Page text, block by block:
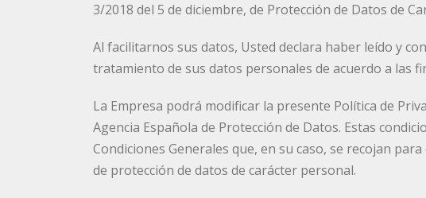
3/2018 del 5 de diciembre, de Protección de Datos de
Al facilitarnos sus datos, Usted declara haber leído y
tratamiento de sus datos personales de acuerdo a las
La Empresa podrá modificar la presente Política de
Agencia Española de Protección de Datos. Estas
Condiciones Generales que, en su caso, se recojan
de protección de datos de carácter personal.